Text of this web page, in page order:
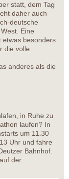
statt, dem Tag
daher auch
deutsche
Eine
etwas besonders
die volle
anderes als die
in Ruhe zu
laufen? In
um 11.30
Uhr und fahre
Bahnhof.
der